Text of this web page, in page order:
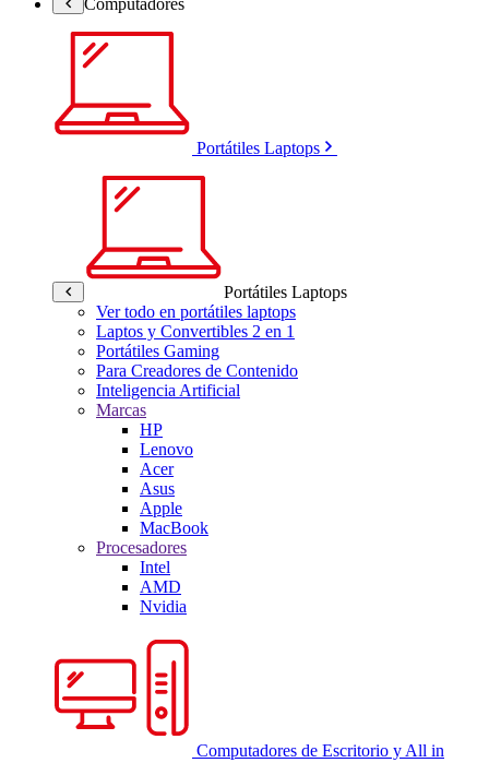
Portátiles Laptops
Portátiles Laptops
Ver todo en portátiles laptops
Laptos y Convertibles 2 en 1
Portátiles Gaming
Para Creadores de Contenido
Inteligencia Artificial
Marcas
HP
Lenovo
Acer
Asus
Apple
MacBook
Procesadores
Intel
AMD
Nvidia
Computadores de Escritorio y All in